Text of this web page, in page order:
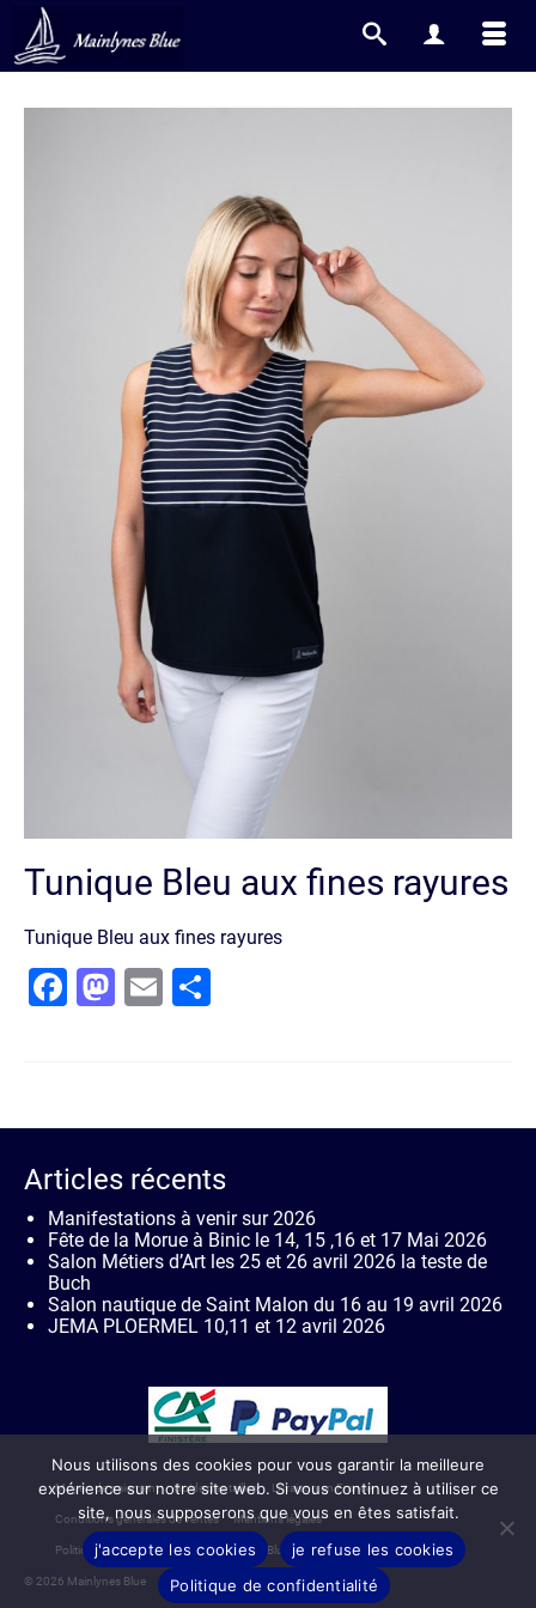
Tunique Bleu aux fines rayures
Tunique Bleu aux fines rayures
Facebook
Mastodon
Email
Articles récents
Manifestations à venir sur 2026
Fête de la Morue à Binic le 14, 15 ,16 et 17 Mai 2026
Salon Métiers d’Art les 25 et 26 avril 2026 la teste de
Buch
Salon nautique de Saint Malon du 16 au 19 avril 2026
JEMA PLOERMEL 10,11 et 12 avril 2026
Moyen de paiement Guide des tailles Livraison en France
Conditions générales de ventes Mentions légales
Politique de confidentialité de Mainlynes Blue Contact
© 2026 Mainlynes Blue
Nous utilisons des cookies pour vous garantir la meilleure
expérience sur notre site web. Si vous continuez à utiliser ce
site, nous supposerons que vous en êtes satisfait.
j'accepte les cookies
je refuse les cookies
Politique de confidentialité